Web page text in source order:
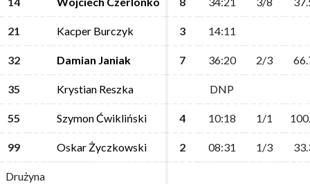
21 Kacper Burczyk 3 14:11
32 Damian Janiak 7 36:20 2/3
35 Krystian Reszka DNP
55 Szymon Ćwikliński 4 10:18 1/1
99 Oskar Życzkowski 2 08:31 1/3
Drużyna
21 Kacper Burczyk 3 14:11
32 Damian Janiak 7 36:20 2/3
35 Krystian Reszka DNP
55 Szymon Ćwikliński 4 10:18 1/1
99 Oskar Życzkowski 2 08:31 1/3
Drużyna